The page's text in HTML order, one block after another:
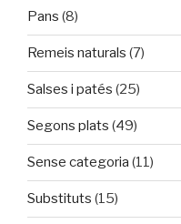
Pans (8)
Remeis naturals (7)
Salses i patés (25)
Segons plats (49)
Sense categoria (11)
Substituts (15)